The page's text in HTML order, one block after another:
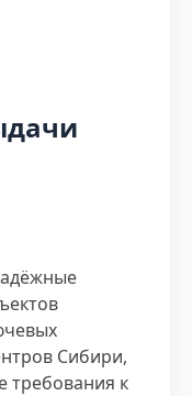
Сибири,
требования к